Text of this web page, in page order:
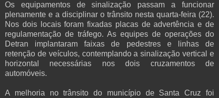
Os equipamentos de sinalização passam a funcionar
plenamente e a disciplinar o trânsito nesta quarta-feira (22).
Nos dois locais foram fixadas placas de advertência e de
regulamentação de tráfego. As equipes de operações do
Detran implantaram faixas de pedestres e linhas de
retenção de veículos, contemplando a sinalização vertical e
horizontal necessárias nos dois cruzamentos de
automóveis.
A melhoria no trânsito do município de Santa Cruz foi